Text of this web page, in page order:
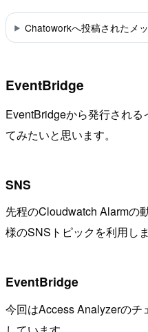
Chatoworkへ投稿されたメ
EventBridge
EventBridgeから発行され
てみたいと思います。
SNS
先程のCloudwatch Alarmの
様のSNSトピックを利用しま
EventBridge
今回はAccess Analyzerのチ